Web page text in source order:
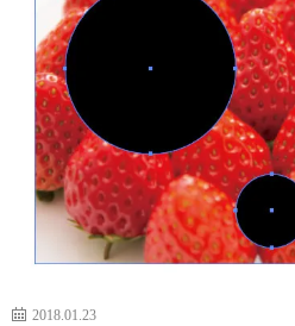
2018.01.23